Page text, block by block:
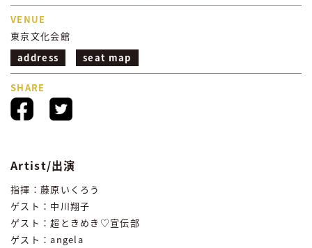
VENUE
東京文化会館
address
seat map
SHARE
Artist/出演
指揮：藤原いくろう
ゲスト：中川翔子
ゲスト：超ときめき♡宣伝部
ゲスト：angela